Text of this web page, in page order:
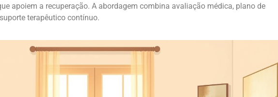
apoiem a recuperação. A abordagem combina avaliação médica, plano de
terapêutico contínuo.